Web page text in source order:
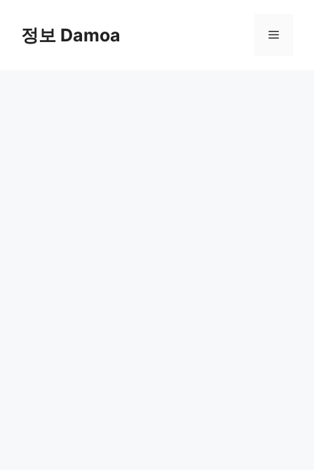
content정보 Damoa Menu